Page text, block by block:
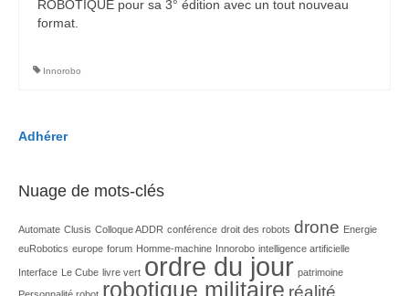
ROBOTIQUE pour sa 3° édition avec un tout nouveau
format.
Innorobo
Adhérer
Nuage de mots-clés
Automate Clusis Colloque ADDR conférence droit des robots drone Energie
euRobotics europe forum Homme-machine Innorobo intelligence artificielle
Interface Le Cube livre vert ordre du jour patrimoine
robotique militaire réalité